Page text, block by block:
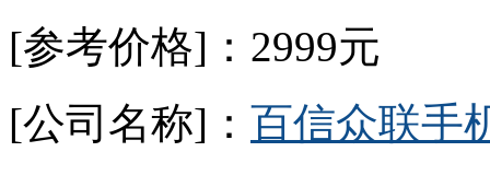
[参考价格]：2999元
[公司名称]： 百信众联手